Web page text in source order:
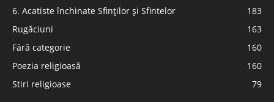
6. Acatiste închinate Sfinților și Sfintelor
183
Rugăciuni
163
Fără categorie
160
Poezia religioasă
160
Stiri religioase
79